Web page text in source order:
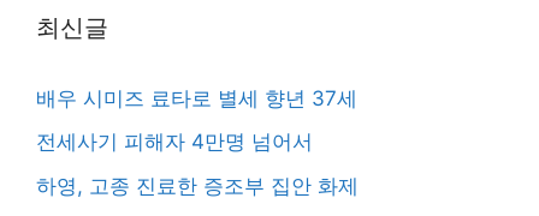
최신글
배우 시미즈 료타로 별세 향년 37세
전세사기 피해자 4만명 넘어서
하영, 고종 진료한 증조부 집안 화제